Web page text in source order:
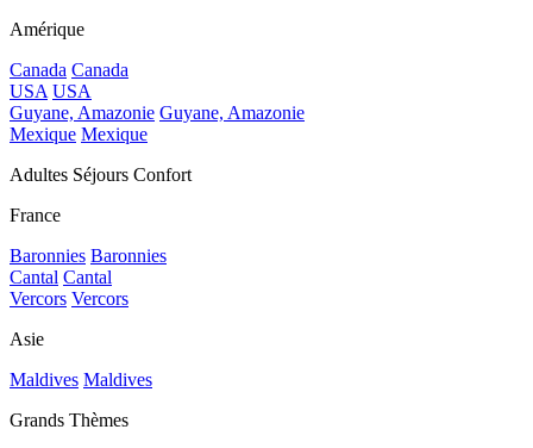
Amérique
Canada Canada
USA USA
Guyane, Amazonie Guyane, Amazonie
Mexique Mexique
Adultes Séjours Confort
France
Baronnies Baronnies
Cantal Cantal
Vercors Vercors
Asie
Maldives Maldives
Grands Thèmes